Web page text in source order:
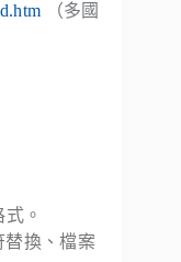
（多國
。
替換、檔案